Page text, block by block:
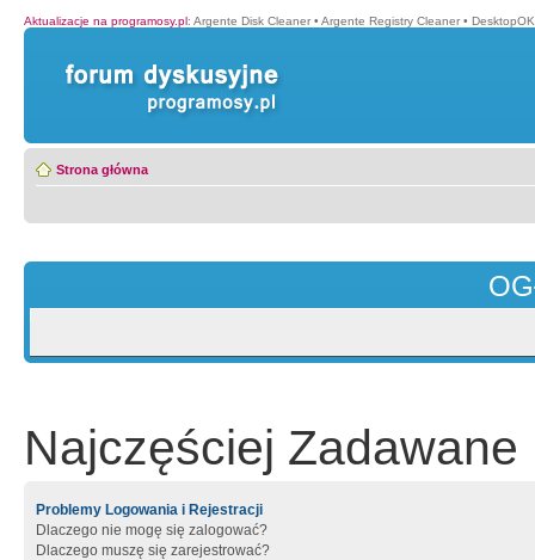
Aktualizacje na programosy.pl: Argente Disk Cleaner • Argente Registry Cleaner • DesktopOK
Strona główna
Najczęściej Zadawane
Problemy Logowania i Rejestracji
Dlaczego nie mogę się zalogować?
Dlaczego muszę się zarejestrować?